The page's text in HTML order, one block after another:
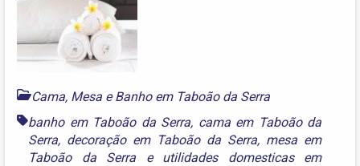
Cama, Mesa e Banho em Taboão da Serra
banho em Taboão da Serra, cama em Taboão da
Serra, decoração em Taboão da Serra, mesa em
Taboão da Serra e utilidades domesticas em